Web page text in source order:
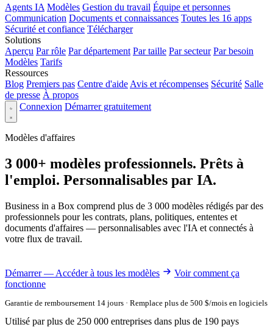
Agents IA Modèles Gestion du travail Équipe et personnes
Communication Documents et connaissances Toutes les 16 apps
Sécurité et confiance Télécharger
Solutions
Aperçu Par rôle Par département Par taille Par secteur Par besoin
Modèles Tarifs
Ressources
Blog Premiers pas Centre d'aide Avis et récompenses Sécurité Salle
de presse À propos
Connexion Démarrer gratuitement
Modèles d'affaires
3 000+ modèles professionnels. Prêts à
l'emploi. Personnalisables par IA.
Business in a Box comprend plus de 3 000 modèles rédigés par des
professionnels pour les contrats, plans, politiques, ententes et
documents d'affaires — personnalisables avec l'IA et connectés à
votre flux de travail.
Démarrer — Accéder à tous les modèles
Voir comment ça
fonctionne
Garantie de remboursement 14 jours · Remplace plus de 500 $/mois en logiciels
Utilisé par plus de 250 000 entreprises dans plus de 190 pays